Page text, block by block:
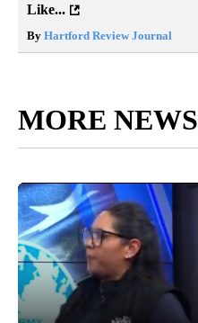
Like...
By Hartford Review Journal
MORE NEWS